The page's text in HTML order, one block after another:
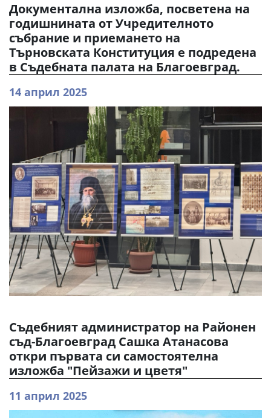
Документална изложба, посветена на
годишнината от Учредителното
събрание и приемането на
Търновската Конституция е подредена
в Съдебната палата на Благоевград.
14 април 2025
Съдебният администратор на Районен
съд-Благоевград Сашка Атанасова
откри първата си самостоятелна
изложба "Пейзажи и цветя"
11 април 2025